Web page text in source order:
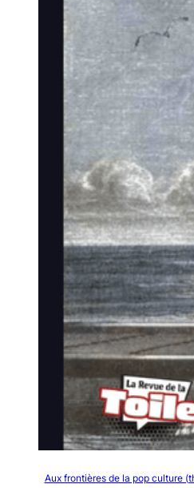
Aux frontières de la pop culture